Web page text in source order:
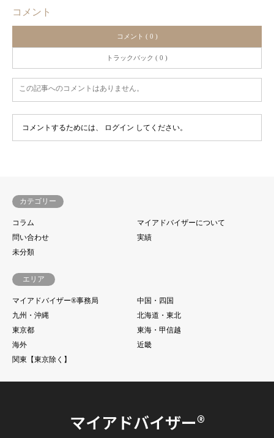
コメント
コメント ( 0 )
トラックバック ( 0 )
この記事へのコメントはありません。
コメントするためには、 ログイン してください。
カテゴリー
コラム
マイアドバイザーについて
問い合わせ
実績
未分類
エリア
マイアドバイザー®事務局
中国・四国
九州・沖縄
北海道・東北
東京都
東海・甲信越
海外
近畿
関東【東京除く】
マイアドバイザー®